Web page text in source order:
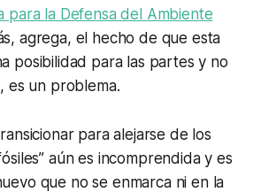
para la Defensa del Ambiente
agrega, el hecho de que esta
posibilidad para las partes y no
es un problema.
para alejarse de los
aún es incomprendida y es
que no se enmarca ni en la